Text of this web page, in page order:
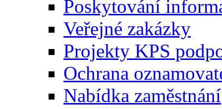
Poskytování
Veřejné zakázky
Projekty KPS
Ochrana
Nabídka zaměstnání